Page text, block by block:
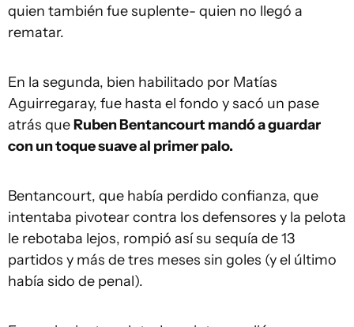
quien también fue suplente- quien no llegó a
rematar.
En la segunda, bien habilitado por Matías
Aguirregaray, fue hasta el fondo y sacó un pase
atrás queRuben Bentancourt mandó a guardar
con un toque suave al primer palo.
Bentancourt, que había perdido confianza, que
intentaba pivotear contra los defensores y la pelota
le rebotaba lejos, rompió así su sequía de 13
partidos y más de tres meses sin goles (y el último
había sido de penal).